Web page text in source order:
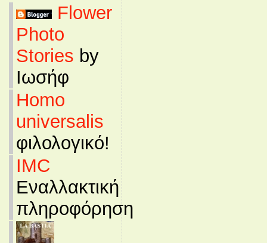
Flower
Photo
Stories by
Ιωσήφ
Homo
universalis
φιλολογικό!
IMC
Εναλλακτική
πληροφόρηση